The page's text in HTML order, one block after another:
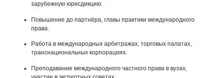
зарубежную юрисдикцию.
Повышение до партнёра, главы практики международного
права.
Работа в международных арбитражах, торговых палатах,
транснациональных корпорациях.
Преподавание международного частного права в вузах,